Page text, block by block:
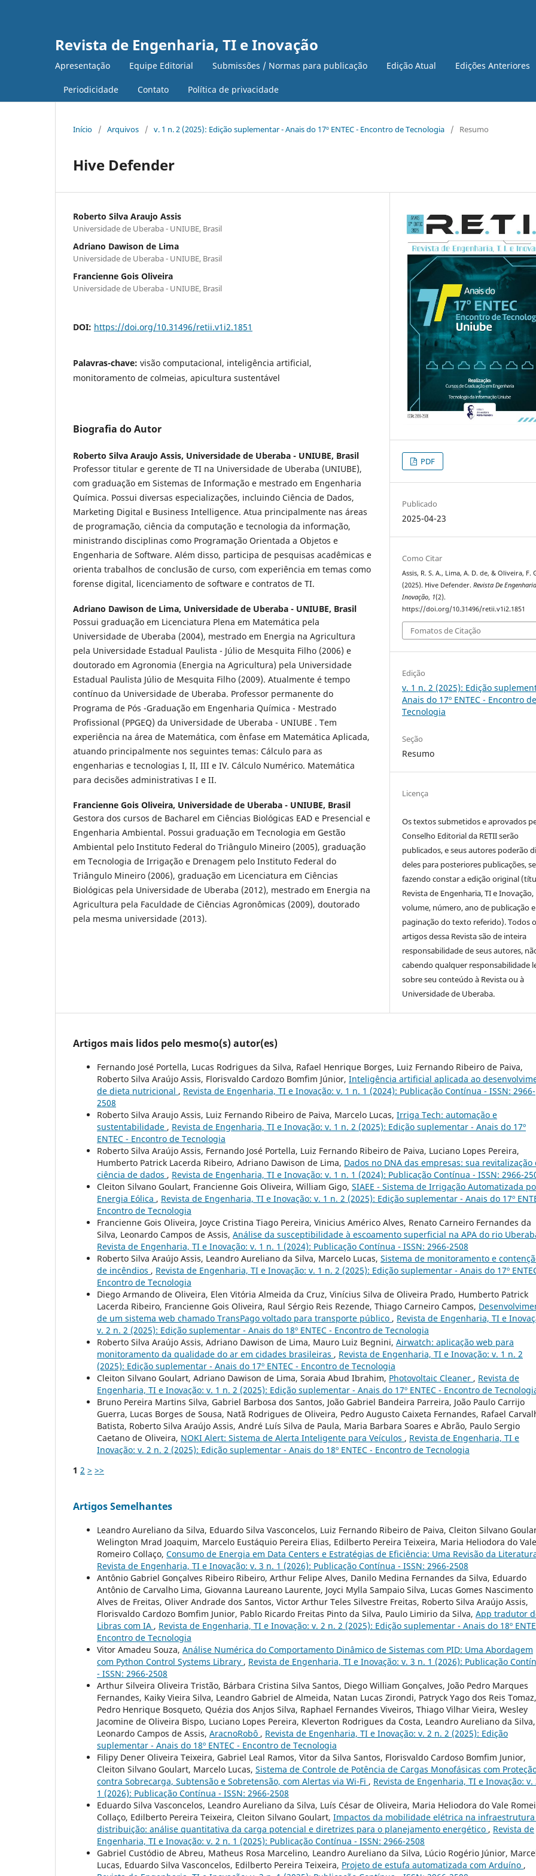
Revista de Engenharia, TI e Inovação
Apresentação Equipe Editorial Submissões / Normas para publicação Edição Atual Edições Anteriores
Periodicidade Contato Política de privacidade
Início / Arquivos / v. 1 n. 2 (2025): Edição suplementar - Anais do 17º ENTEC - Encontro de Tecnologia / Resumo
Hive Defender
Roberto Silva Araujo Assis
Universidade de Uberaba - UNIUBE, Brasil
Adriano Dawison de Lima
Universidade de Uberaba - UNIUBE, Brasil
Francienne Gois Oliveira
Universidade de Uberaba - UNIUBE, Brasil
DOI: https://doi.org/10.31496/retii.v1i2.1851
Palavras-chave: visão computacional, inteligência artificial,
monitoramento de colmeias, apicultura sustentável
Biografia do Autor
Roberto Silva Araujo Assis, Universidade de Uberaba - UNIUBE, Brasil
Professor titular e gerente de TI na Universidade de Uberaba (UNIUBE),
com graduação em Sistemas de Informação e mestrado em Engenharia
Química. Possui diversas especializações, incluindo Ciência de Dados,
Marketing Digital e Business Intelligence. Atua principalmente nas áreas
de programação, ciência da computação e tecnologia da informação,
ministrando disciplinas como Programação Orientada a Objetos e
Engenharia de Software. Além disso, participa de pesquisas acadêmicas e
orienta trabalhos de conclusão de curso, com experiência em temas como
forense digital, licenciamento de software e contratos de TI.
Adriano Dawison de Lima, Universidade de Uberaba - UNIUBE, Brasil
Possui graduação em Licenciatura Plena em Matemática pela
Universidade de Uberaba (2004), mestrado em Energia na Agricultura
pela Universidade Estadual Paulista - Júlio de Mesquita Filho (2006) e
doutorado em Agronomia (Energia na Agricultura) pela Universidade
Estadual Paulista Júlio de Mesquita Filho (2009). Atualmente é tempo
contínuo da Universidade de Uberaba. Professor permanente do
Programa de Pós -Graduação em Engenharia Química - Mestrado
Profissional (PPGEQ) da Universidade de Uberaba - UNIUBE . Tem
experiência na área de Matemática, com ênfase em Matemática Aplicada,
atuando principalmente nos seguintes temas: Cálculo para as
engenharias e tecnologias I, II, III e IV. Cálculo Numérico. Matemática
para decisões administrativas I e II.
Francienne Gois Oliveira, Universidade de Uberaba - UNIUBE, Brasil
Gestora dos cursos de Bacharel em Ciências Biológicas EAD e Presencial e
Engenharia Ambiental. Possui graduação em Tecnologia em Gestão
Ambiental pelo Instituto Federal do Triângulo Mineiro (2005), graduação
em Tecnologia de Irrigação e Drenagem pelo Instituto Federal do
Triângulo Mineiro (2006), graduação em Licenciatura em Ciências
Biológicas pela Universidade de Uberaba (2012), mestrado em Energia na
Agricultura pela Faculdade de Ciências Agronômicas (2009), doutorado
pela mesma universidade (2013).
PDF
Publicado
2025-04-23
Como Citar
Assis, R. S. A., Lima, A. D. de, & Oliveira, F.
(2025). Hive Defender.Revista De
Inovação, 1(2).
https://doi.org/10.31496/retii.v1i2.1851
Fomatos de Citação
Edição
v. 1 n. 2 (2025): Edição
Anais do 17º ENTEC - Encontro de
Tecnologia
Seção
Resumo
Licença
Os textos submetidos e aprovados
Conselho Editorial da RETII serão
publicados, e seus autores poderão
deles para posteriores publicações,
fazendo constar a edição original
Revista de Engenharia, TI e Inovação,
volume, número, ano de publicação e
paginação do texto referido). Todos
artigos dessa Revista são de inteira
responsabilidade de seus autores,
cabendo qualquer responsabilidade
sobre seu conteúdo à Revista ou à
Universidade de Uberaba.
Artigos mais lidos pelo mesmo(s) autor(es)
Fernando José Portella, Lucas Rodrigues da Silva, Rafael Henrique Borges, Luiz Fernando Ribeiro de Paiva,
Roberto Silva Araújo Assis, Florisvaldo Cardozo Bomfim Júnior, Inteligência artificial aplicada ao
de dieta nutricional , Revista de Engenharia, TI e Inovação: v. 1 n. 1 (2024): Publicação Contínua - ISSN: 2966-
2508
Roberto Silva Araujo Assis, Luiz Fernando Ribeiro de Paiva, Marcelo Lucas, Irriga Tech: automação e
sustentabilidade , Revista de Engenharia, TI e Inovação: v. 1 n. 2 (2025): Edição suplementar - Anais do 17º
ENTEC - Encontro de Tecnologia
Roberto Silva Araújo Assis, Fernando José Portella, Luiz Fernando Ribeiro de Paiva, Luciano Lopes Pereira,
Humberto Patrick Lacerda Ribeiro, Adriano Dawison de Lima, Dados no DNA das empresas: sua revitalização
ciência de dados , Revista de Engenharia, TI e Inovação: v. 1 n. 1 (2024): Publicação Contínua - ISSN: 2966-
Cleiton Silvano Goulart, Francienne Gois Oliveira, William Gigo, SIAEE - Sistema de Irrigação Automatizada
Energia Eólica , Revista de Engenharia, TI e Inovação: v. 1 n. 2 (2025): Edição suplementar - Anais do 17º
Encontro de Tecnologia
Francienne Gois Oliveira, Joyce Cristina Tiago Pereira, Vinicius Américo Alves, Renato Carneiro Fernandes da
Silva, Leonardo Campos de Assis, Análise da susceptibilidade à escoamento superficial na APA do rio
Revista de Engenharia, TI e Inovação: v. 1 n. 1 (2024): Publicação Contínua - ISSN: 2966-2508
Roberto Silva Araújo Assis, Leandro Aureliano da Silva, Marcelo Lucas, Sistema de monitoramento e
de incêndios , Revista de Engenharia, TI e Inovação: v. 1 n. 2 (2025): Edição suplementar - Anais do 17º
Encontro de Tecnologia
Diego Armando de Oliveira, Elen Vitória Almeida da Cruz, Vinícius Silva de Oliveira Prado, Humberto Patrick
Lacerda Ribeiro, Francienne Gois Oliveira, Raul Sérgio Reis Rezende, Thiago Carneiro Campos,
de um sistema web chamado TransPago voltado para transporte público , Revista de Engenharia, TI e
v. 2 n. 2 (2025): Edição suplementar - Anais do 18º ENTEC - Encontro de Tecnologia
Roberto Silva Araújo Assis, Adriano Dawison de Lima, Mauro Luiz Begnini, Airwatch: aplicação web para
monitoramento da qualidade do ar em cidades brasileiras , Revista de Engenharia, TI e Inovação: v. 1 n. 2
(2025): Edição suplementar - Anais do 17º ENTEC - Encontro de Tecnologia
Cleiton Silvano Goulart, Adriano Dawison de Lima, Soraia Abud Ibrahim, Photovoltaic Cleaner , Revista de
Engenharia, TI e Inovação: v. 1 n. 2 (2025): Edição suplementar - Anais do 17º ENTEC - Encontro de
Bruno Pereira Martins Silva, Gabriel Barbosa dos Santos, João Gabriel Bandeira Parreira, João Paulo Carrijo
Guerra, Lucas Borges de Sousa, Natã Rodrigues de Oliveira, Pedro Augusto Caixeta Fernandes, Rafael
Batista, Roberto Silva Araújo Assis, André Luís Silva de Paula, Maria Barbara Soares e Abrão, Paulo Sergio
Caetano de Oliveira, NOKI Alert: Sistema de Alerta Inteligente para Veículos , Revista de Engenharia, TI e
Inovação: v. 2 n. 2 (2025): Edição suplementar - Anais do 18º ENTEC - Encontro de Tecnologia
1 2 > >>
Artigos Semelhantes
Leandro Aureliano da Silva, Eduardo Silva Vasconcelos, Luiz Fernando Ribeiro de Paiva, Cleiton Silvano
Welington Mrad Joaquim, Marcelo Eustáquio Pereira Elias, Edilberto Pereira Teixeira, Maria Heliodora do Vale
Romeiro Collaço, Consumo de Energia em Data Centers e Estratégias de Eficiência: Uma Revisão da
Revista de Engenharia, TI e Inovação: v. 3 n. 1 (2026): Publicação Contínua - ISSN: 2966-2508
Antônio Gabriel Gonçalves Ribeiro Ribeiro, Arthur Felipe Alves, Danilo Medina Fernandes da Silva, Eduardo
Antônio de Carvalho Lima, Giovanna Laureano Laurente, Joyci Mylla Sampaio Silva, Lucas Gomes Nascimento
Alves de Freitas, Oliver Andrade dos Santos, Victor Arthur Teles Silvestre Freitas, Roberto Silva Araújo Assis,
Florisvaldo Cardozo Bomfim Junior, Pablo Ricardo Freitas Pinto da Silva, Paulo Limirio da Silva, App tradutor
Libras com IA , Revista de Engenharia, TI e Inovação: v. 2 n. 2 (2025): Edição suplementar - Anais do 18º
Encontro de Tecnologia
Vitor Amadeu Souza, Análise Numérica do Comportamento Dinâmico de Sistemas com PID: Uma Abordagem
com Python Control Systems Library , Revista de Engenharia, TI e Inovação: v. 3 n. 1 (2026): Publicação
- ISSN: 2966-2508
Arthur Silveira Oliveira Tristão, Bárbara Cristina Silva Santos, Diego William Gonçalves, João Pedro Marques
Fernandes, Kaiky Vieira Silva, Leandro Gabriel de Almeida, Natan Lucas Zirondi, Patryck Yago dos Reis Tomaz,
Pedro Henrique Bosqueto, Quézia dos Anjos Silva, Raphael Fernandes Viveiros, Thiago Vilhar Vieira, Wesley
Jacomine de Oliveira Bispo, Luciano Lopes Pereira, Kleverton Rodrigues da Costa, Leandro Aureliano da Silva,
Leonardo Campos de Assis, AracnoRobô , Revista de Engenharia, TI e Inovação: v. 2 n. 2 (2025): Edição
suplementar - Anais do 18º ENTEC - Encontro de Tecnologia
Filipy Dener Oliveira Teixeira, Gabriel Leal Ramos, Vitor da Silva Santos, Florisvaldo Cardoso Bomfim Junior,
Cleiton Silvano Goulart, Marcelo Lucas, Sistema de Controle de Potência de Cargas Monofásicas com
contra Sobrecarga, Subtensão e Sobretensão, com Alertas via Wi-Fi , Revista de Engenharia, TI e Inovação: v.
1 (2026): Publicação Contínua - ISSN: 2966-2508
Eduardo Silva Vasconcelos, Leandro Aureliano da Silva, Luís César de Oliveira, Maria Heliodora do Vale
Collaço, Edilberto Pereira Teixeira, Cleiton Silvano Goulart, Impactos da mobilidade elétrica na
distribuição: análise quantitativa da carga potencial e diretrizes para o planejamento energético , Revista de
Engenharia, TI e Inovação: v. 2 n. 1 (2025): Publicação Contínua - ISSN: 2966-2508
Gabriel Custódio de Abreu, Matheus Rosa Marcelino, Leandro Aureliano da Silva, Lúcio Rogério Júnior,
Lucas, Eduardo Silva Vasconcelos, Edilberto Pereira Teixeira, Projeto de estufa automatizada com Arduíno ,